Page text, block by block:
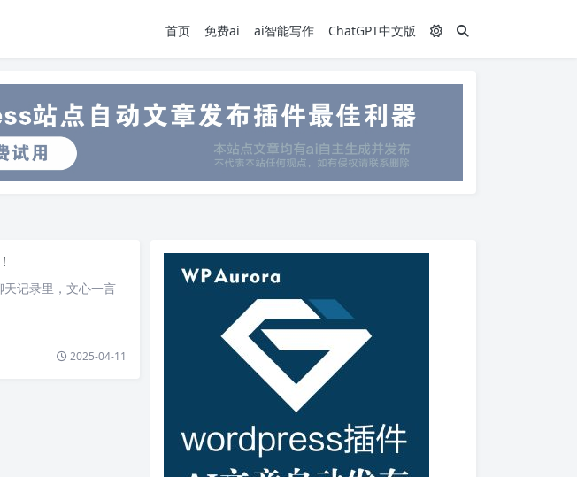
首页 免费ai ai智能写作 ChatGPT中文版
记录里，文心一言
2025-04-11